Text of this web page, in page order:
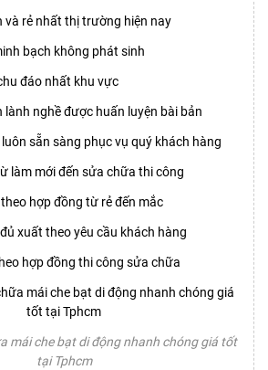
và rẻ nhất thị trường hiện nay
bạch không phát sinh
đáo nhất khu vực
lành nghề được huấn luyện bài bản
sẵn sàng phục vụ quý khách hàng
làm mới đến sửa chữa thi công
hợp đồng từ rẻ đến mắc
xuất theo yêu cầu khách hàng
hợp đồng thi công sửa chữa
mái che bạt di động nhanh chóng giá tốt
tại Tphcm